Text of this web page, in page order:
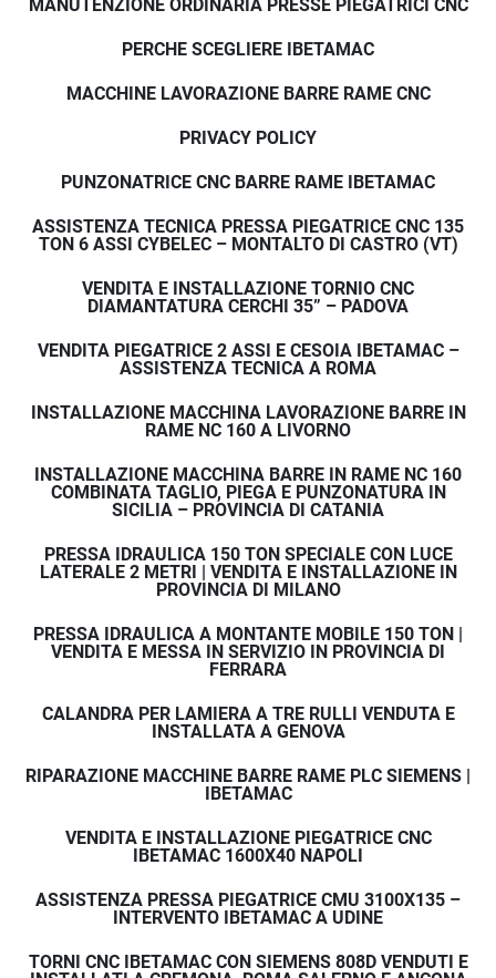
MANUTENZIONE ORDINARIA PRESSE PIEGATRICI CNC
PERCHE SCEGLIERE IBETAMAC
MACCHINE LAVORAZIONE BARRE RAME CNC
PRIVACY POLICY
PUNZONATRICE CNC BARRE RAME IBETAMAC
ASSISTENZA TECNICA PRESSA PIEGATRICE CNC 135
TON 6 ASSI CYBELEC – MONTALTO DI CASTRO (VT)
VENDITA E INSTALLAZIONE TORNIO CNC
DIAMANTATURA CERCHI 35” – PADOVA
VENDITA PIEGATRICE 2 ASSI E CESOIA IBETAMAC –
ASSISTENZA TECNICA A ROMA
INSTALLAZIONE MACCHINA LAVORAZIONE BARRE IN
RAME NC 160 A LIVORNO
INSTALLAZIONE MACCHINA BARRE IN RAME NC 160
COMBINATA TAGLIO, PIEGA E PUNZONATURA IN
SICILIA – PROVINCIA DI CATANIA
PRESSA IDRAULICA 150 TON SPECIALE CON LUCE
LATERALE 2 METRI | VENDITA E INSTALLAZIONE IN
PROVINCIA DI MILANO
PRESSA IDRAULICA A MONTANTE MOBILE 150 TON |
VENDITA E MESSA IN SERVIZIO IN PROVINCIA DI
FERRARA
CALANDRA PER LAMIERA A TRE RULLI VENDUTA E
INSTALLATA A GENOVA
RIPARAZIONE MACCHINE BARRE RAME PLC SIEMENS |
IBETAMAC
VENDITA E INSTALLAZIONE PIEGATRICE CNC
IBETAMAC 1600X40 NAPOLI
ASSISTENZA PRESSA PIEGATRICE CMU 3100X135 –
INTERVENTO IBETAMAC A UDINE
TORNI CNC IBETAMAC CON SIEMENS 808D VENDUTI E